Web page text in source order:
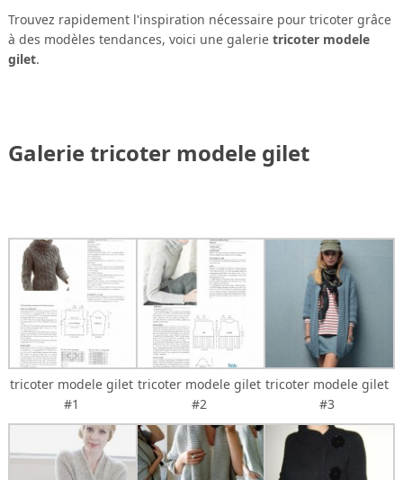
Trouvez rapidement l'inspiration nécessaire pour tricoter grâce
à des modèles tendances, voici une galerie tricoter modele
gilet.
Galerie tricoter modele gilet
tricoter modele gilet
#1
tricoter modele gilet
#2
tricoter modele gilet
#3